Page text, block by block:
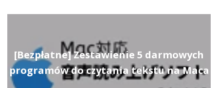
[Bezpłatne] Zestawienie 5 darmowych
programów do czytania tekstu na Maca